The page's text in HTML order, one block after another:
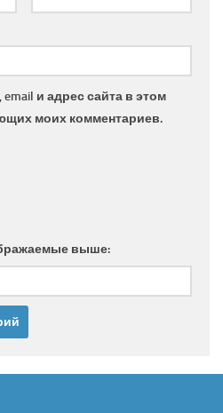
и адрес сайта в этом
моих комментариев.
выше: